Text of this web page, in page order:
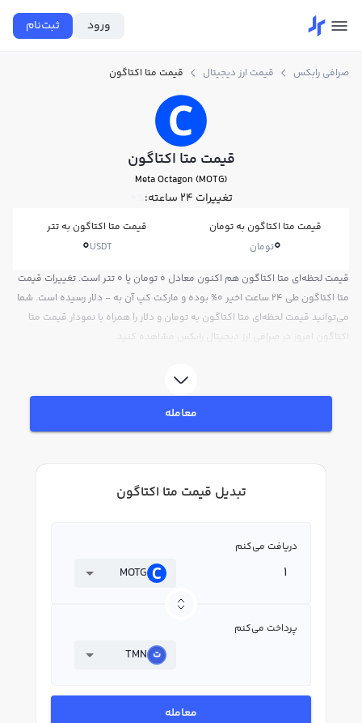
ورود ثبت‌نام
صرافی رابکس قیمت ارز دیجیتال قیمت متا اکتاگون
قیمت متا اکتاگون
Meta Octagon (MOTG)
تغییرات ۲۴ ساعته: 0%
قیمت متا اکتاگون به تومان
0تومان
قیمت متا اکتاگون به تتر
0USDT
قیمت لحظه‌ای متا اکتاگون هم اکنون معادل 0 تومان یا 0 تتر است. تغییرات قیمت
متا اکتاگون طی 24 ساعت اخیر 0% بوده و مارکت کپ آن به - دلار رسیده است. شما
می‌توانید قیمت لحظه‌ای متا اکتاگون به تومان و دلار را همراه با نمودار قیمت متا
اکتاگون امروز در صرافی ارز دیجیتال رابکس مشاهده کنید.
معامله
تبدیل قیمت متا اکتاگون
دریافت می‌کنم
MOTG
پرداخت می‌کنم
TMN
معامله